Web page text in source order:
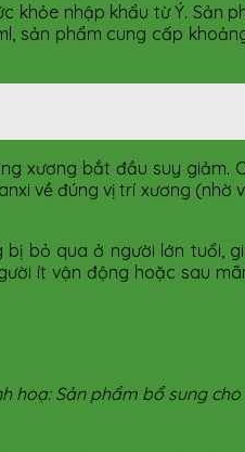
khỏe nhập khẩu từ Ý.
sản phẩm cung cấp
xương bắt đầu suy giảm.
về đúng vị trí xương
bỏ qua ở người lớn tuổi,
ít vận động hoặc sau
hoạ: Sản phẩm bổ sung cho